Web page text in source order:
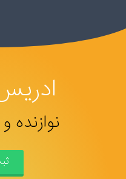
نوازنده